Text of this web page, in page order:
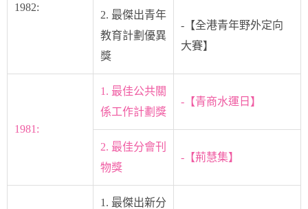
1982:
2. 最傑出青年
教育計劃優異
獎
-【全港青年野外定向
大賽】
1981:
1. 最佳公共關
係工作計劃獎
-【青商水運日】
2. 最佳分會刊
物獎
-【荊慧集】
1. 最傑出新分